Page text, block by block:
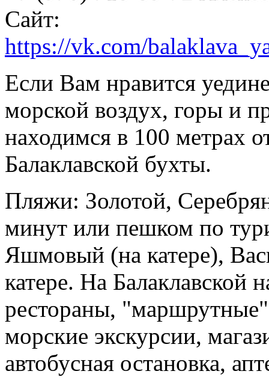
Сайт:
https://vk.com/
Если Вам нравится
морской воздух, горы и
находимся в 100 метрах
Балаклавской бухты.
Пляжи: Золотой,
минут или пешком по
Яшмовый (на катере),
катере. На Балаклавской
рестораны,
морские экскурсии,
автобусная остановка,